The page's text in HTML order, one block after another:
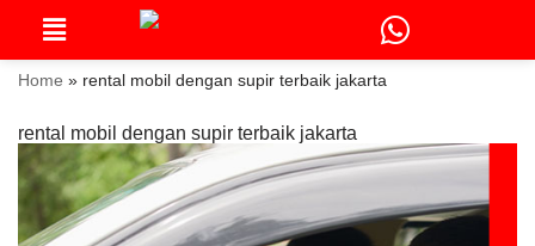
Skip
to
Home » rental mobil dengan supir terbaik jakarta
rental mobil dengan supir terbaik jakarta